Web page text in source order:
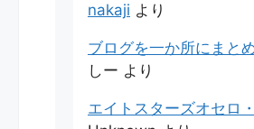
nakaji より
ブログを一か所にまと
しー より
エイトスターズオセロ